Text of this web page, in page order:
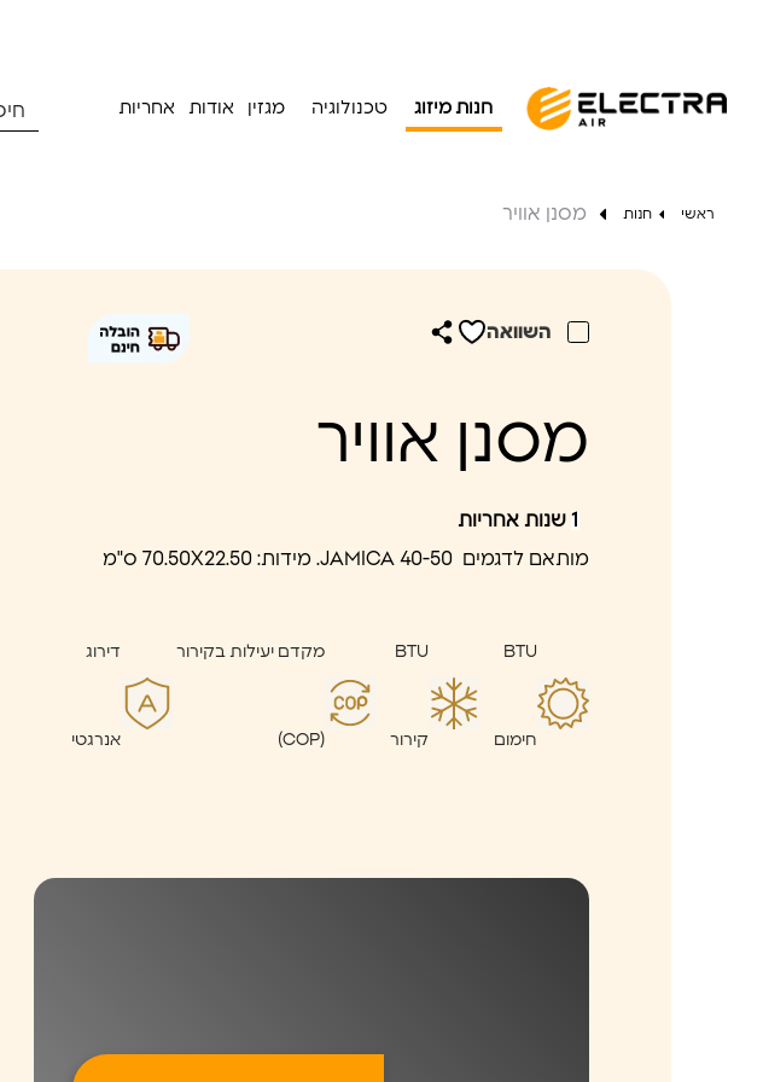
חנות מיזוג טכנולוגיה מגזין אודות אחריות
ראשי חנות מסנן אוויר
השוואה
מסנן אוויר
1
מותאם לדגמים JAMICA 40-50. מידות: 70.50X22.50 ס"מ
BTU
חימום
BTU
קירור
מקדם יעילות בקירור
(COP)
דירוג
אנרגטי